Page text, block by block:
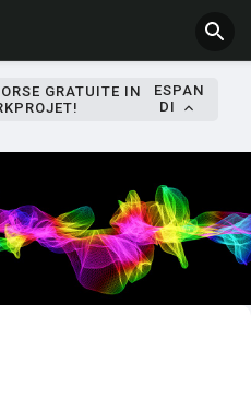
GRATUITE IN
ESPAN
DI